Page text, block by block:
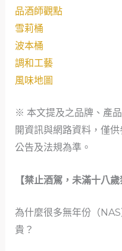
品酒師觀點
雪莉桶
波本桶
調和工藝
風味地圖
※ 本文提及之品牌、產
開資訊與網路資料，僅
公告及法規為準。
【禁止酒駕，未滿十八歲
為什麼很多無年份（
貴？